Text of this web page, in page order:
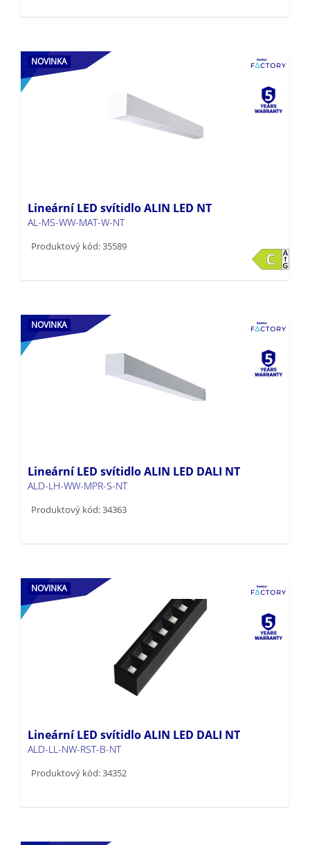
NOVINKA
Lineární LED svítidlo ALIN LED NT
AL-MS-WW-MAT-W-NT
Produktový kód: 35589
NOVINKA
Lineární LED svítidlo ALIN LED DALI NT
ALD-LH-WW-MPR-S-NT
Produktový kód: 34363
NOVINKA
Lineární LED svítidlo ALIN LED DALI NT
ALD-LL-NW-RST-B-NT
Produktový kód: 34352